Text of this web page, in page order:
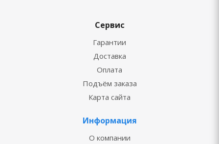
Сервис
Гарантии
Доставка
Оплата
Подъём заказа
Карта сайта
Информация
О компании